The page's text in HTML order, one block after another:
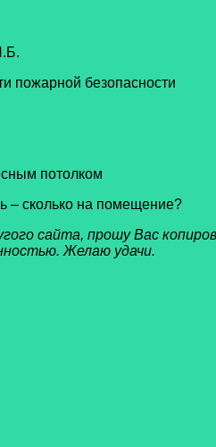
пожарной безопасности
потолком
– сколько на помещение?
сайта, прошу Вас
Желаю удачи.